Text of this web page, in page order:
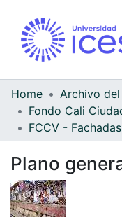
Home
Fondo Cali
Plano